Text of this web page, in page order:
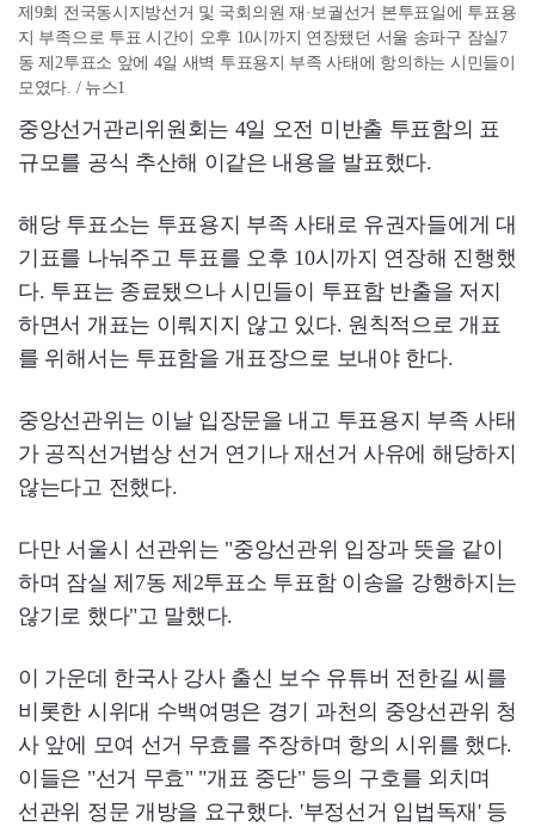
제9회 전국동시지방선거 및 국회의원 재·보궐선거 본투표일에 투표용
지 부족으로 투표 시간이 오후 10시까지 연장됐던 서울 송파구 잠실7
동 제2투표소 앞에 4일 새벽 투표용지 부족 사태에 항의하는 시민들이
모였다. / 뉴스1
중앙선거관리위원회는 4일 오전 미반출 투표함의 표
규모를 공식 추산해 이같은 내용을 발표했다.
해당 투표소는 투표용지 부족 사태로 유권자들에게 대
기표를 나눠주고 투표를 오후 10시까지 연장해 진행했
다. 투표는 종료됐으나 시민들이 투표함 반출을 저지
하면서 개표는 이뤄지지 않고 있다. 원칙적으로 개표
를 위해서는 투표함을 개표장으로 보내야 한다.
중앙선관위는 이날 입장문을 내고 투표용지 부족 사태
가 공직선거법상 선거 연기나 재선거 사유에 해당하지
않는다고 전했다.
다만 서울시 선관위는 "중앙선관위 입장과 뜻을 같이
하며 잠실 제7동 제2투표소 투표함 이송을 강행하지는
않기로 했다"고 말했다.
이 가운데 한국사 강사 출신 보수 유튜버 전한길 씨를
비롯한 시위대 수백여명은 경기 과천의 중앙선관위 청
사 앞에 모여 선거 무효를 주장하며 항의 시위를 했다.
이들은 "선거 무효" "개표 중단" 등의 구호를 외치며
선관위 정문 개방을 요구했다. '부정선거 입법독재' 등